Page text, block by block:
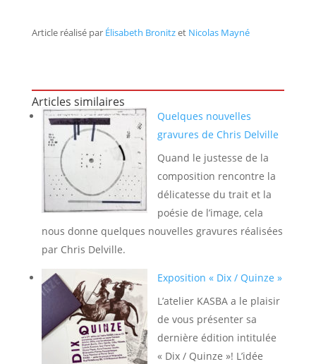
Article réalisé par Élisabeth Bronitzet Nicolas Mayné
Articles similaires
Quelques nouvelles
gravures de Chris Delville
Quand le justesse de la
composition rencontre la
délicatesse du trait et la
poésie de l’image, cela
nous donne quelques nouvelles gravures réalisées
par Chris Delville.
Exposition « Dix / Quinze »
L’atelier KASBA a le plaisir
de vous présenter sa
dernière édition intitulée
« Dix / Quinze »! L’idée